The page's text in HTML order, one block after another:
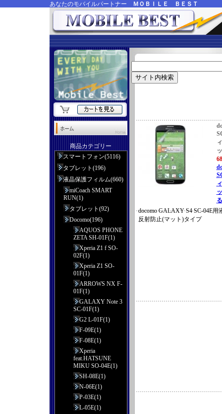
あなたのモバイルパートナー ＭＯＢＩＬＥ ＢＥＳＴ
docomo GALAXY S4 SC-04E
反射防止(マット)タイプ
商品カテゴリー
スマートフォン(5116)
タブレット(196)
液晶保護フィルム(660)
miCoach SMART
RUN(1)
タブレット(92)
Docomo(196)
AQUOS PHONE
ZETA SH-01F(1)
Xperia Z1 f SO-
02F(1)
Xperia Z1 SO-
01F(1)
ARROWS NX F-
01F(1)
GALAXY Note 3
SC-01F(1)
G2 L-01F(1)
F-09E(1)
F-08E(1)
Xperia
feat.HATSUNE
MIKU SO-04E(1)
SH-08E(1)
N-06E(1)
P-03E(1)
L-05E(1)